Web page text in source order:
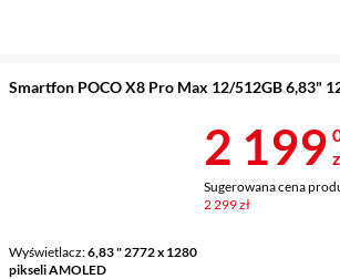
Smartfon POCO X8 Pro Max 12/512GB 6,83"
Wyświetlacz 6,83 " 2772 x 1280
pikseli AMOLED
Cena
2 199
Sugerowana cena
2 299 zł